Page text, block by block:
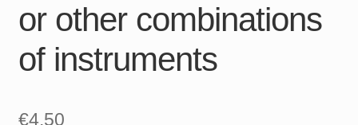
or other combinations
of instruments
€4,50